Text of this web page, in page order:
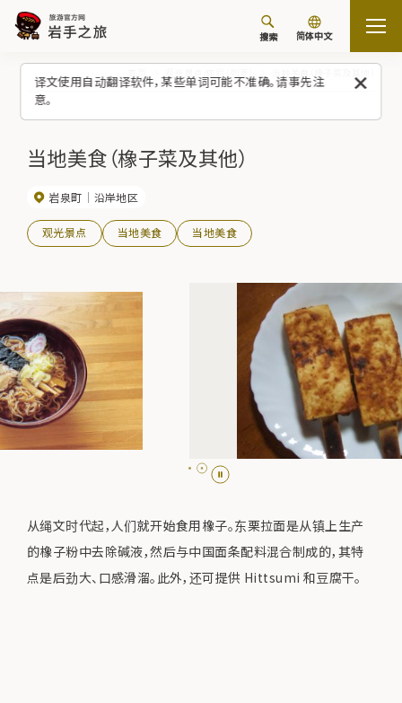
译文使用自动翻译软件，某些单词可能不准确。请事先注
意。
搜索 简体中文
当地美食（橡子菜及其他）
岩泉町 沿岸地区
观光景点 当地美食 当地美食
从绳文时代起，人们就开始食用橡子。东栗拉面是从镇上生产
的橡子粉中去除碱液，然后与中国面条配料混合制成的，其特
点是后劲大、口感滑溜。此外，还可提供 Hittsumi 和豆腐干。